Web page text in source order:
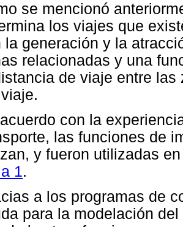
se mencionó
los viajes que
la generación y la
relacionadas y una
de viaje entre
con la
las funciones de
y fueron utilizadas
1.
a los programas de
para la modelación